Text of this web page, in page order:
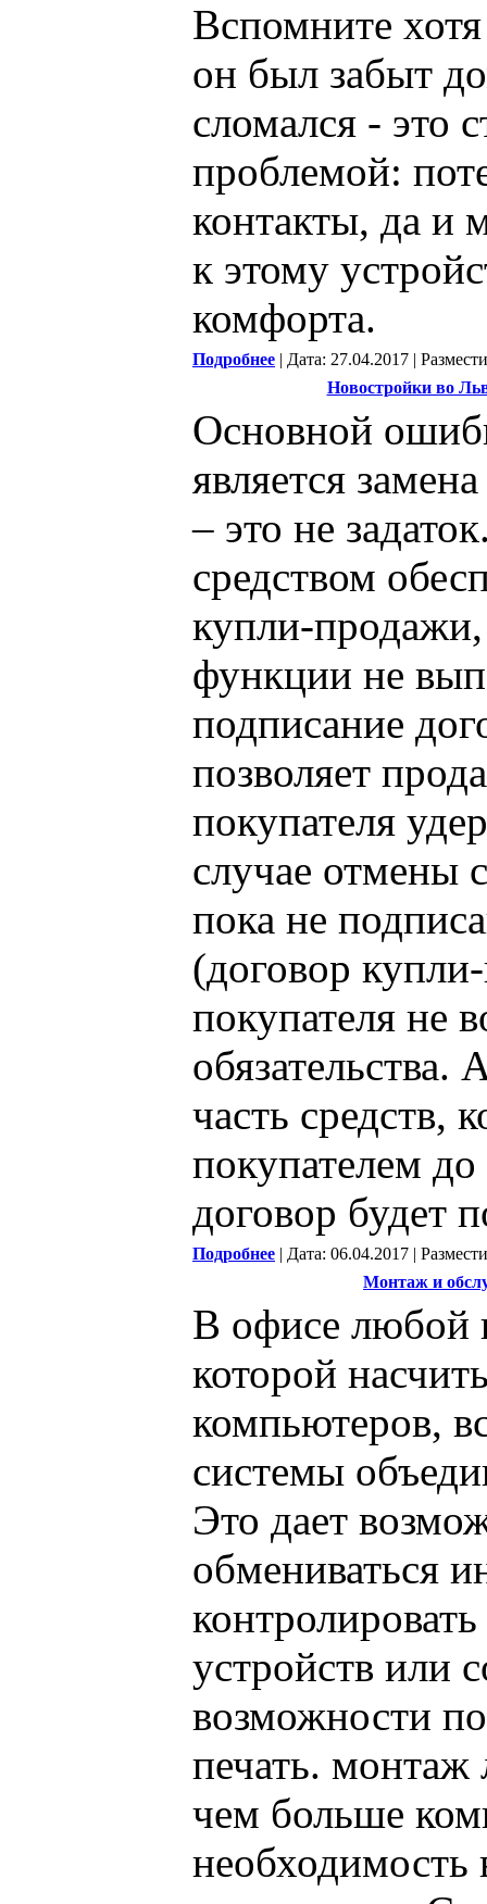
Вспомните
он был забыт
сломался - это
проблемой:
контакты, да и
к этому
комфорта.
Подробнее | Дата: 27.04.2017 |
Новостройки во
Основной
является
– это не
средством
купли-продажи,
функции не
подписание
позволяет
покупателя
случае отмены
пока не
(договор
покупателя не
обязательства.
часть средств,
покупателем
договор будет
Подробнее | Дата: 06.04.2017 |
Монтаж и
В офисе любой
которой
компьютеров,
системы
Это дает
обмениваться
устройств или
возможности
печать. монтаж
чем больше
необходимость